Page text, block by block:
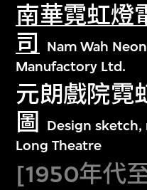
南華霓虹燈
司
Nam Wah
Manufactory Ltd.
元朗戲院霓
圖
Design sketch,
Long Theatre
[1950年代